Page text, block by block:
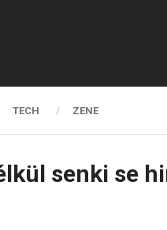
TECH ZENE
senki se